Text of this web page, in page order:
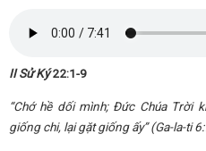
II Sử Ký22:1-9
“Chớ hề dối mình; Đức Chúa Trời
giống chi, lại gặt giống ấy” (Ga-la-ti